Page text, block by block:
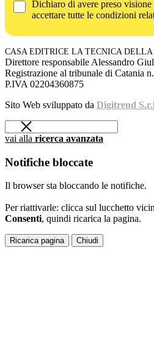
Dichiaro di avere preso visione
accettare tutte le condizioni
CASA EDITRICE LA TECNICA DELLA
Direttore responsabile Alessandro
Registrazione al tribunale di Catania
P.IVA 02204360875
Sito Web sviluppato da Digitrend
vai alla ricerca avanzata
Notifiche bloccate
Il browser sta bloccando le notifiche.
Per riattivarle: clicca sul lucchetto
Consenti, quindi ricarica la pagina.
Ricarica pagina Chiudi